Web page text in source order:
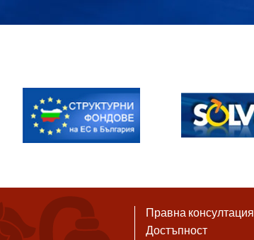
Правна консултация
Достъпност